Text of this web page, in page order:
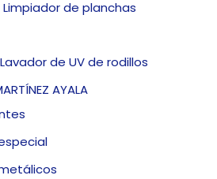
de planchas
Lavador de UV de rodillos
AYALA